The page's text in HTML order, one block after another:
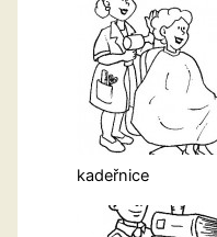
kadeřnice